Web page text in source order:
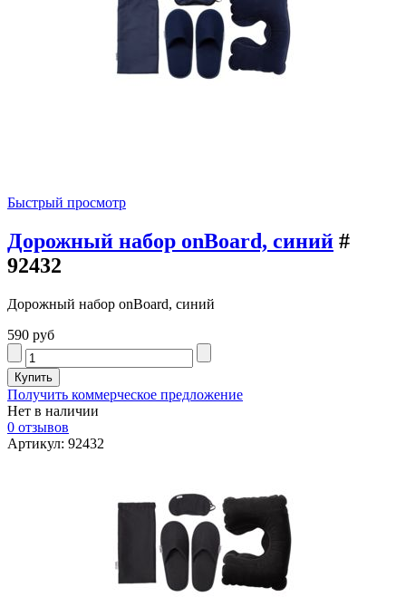
Быстрый просмотр
Дорожный набор onBoard, синий #
92432
Дорожный набор onBoard, синий
590 руб
Получить коммерческое предложение
Нет в наличии
0 отзывов
Артикул: 92432